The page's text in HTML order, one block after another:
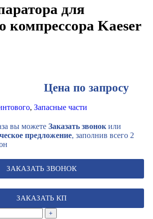
для
компрессора Kaeser
Цена по запросу
, Запасные части
вы можете Заказать звонок или
предложение, заполнив всего 2
ЗАКАЗАТЬ ЗВОНОК
ЗАКАЗАТЬ КП
+